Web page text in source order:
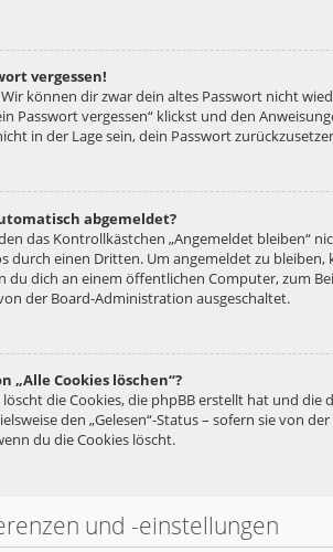
vergessen!
können dir zwar dein altes Passwort nicht
Passwort vergessen“ klickst und den
in der Lage sein, dein Passwort
abgemeldet?
das Kontrollkästchen „Angemeldet bleiben“
durch einen Dritten. Um angemeldet zu
du dich an einem öffentlichen Computer, zum
der Board-Administration ausgeschaltet.
„Alle Cookies löschen“?
löscht die Cookies, die phpBB erstellt hat und
den „Gelesen“-Status – sofern sie von
du die Cookies löscht.
und -einstellungen